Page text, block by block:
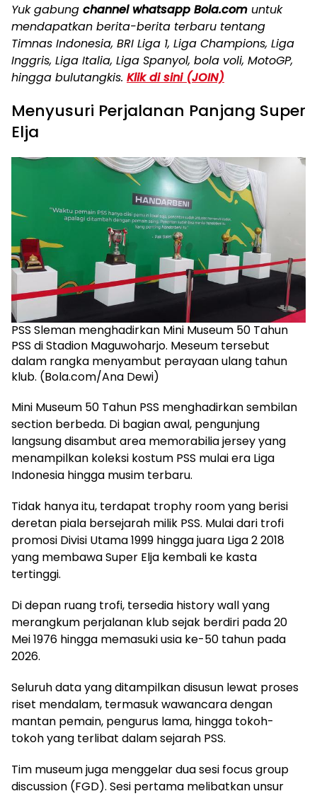
Yuk gabung channel whatsapp Bola.com untuk
mendapatkan berita-berita terbaru tentang
Timnas Indonesia, BRI Liga 1, Liga Champions, Liga
Inggris, Liga Italia, Liga Spanyol, bola voli, MotoGP,
hingga bulutangkis. Klik di sini (JOIN)
Menyusuri Perjalanan Panjang Super
Elja
PSS Sleman menghadirkan Mini Museum 50 Tahun
PSS di Stadion Maguwoharjo. Meseum tersebut
dalam rangka menyambut perayaan ulang tahun
klub. (Bola.com/Ana Dewi)
Mini Museum 50 Tahun PSS menghadirkan sembilan
section berbeda. Di bagian awal, pengunjung
langsung disambut area memorabilia jersey yang
menampilkan koleksi kostum PSS mulai era Liga
Indonesia hingga musim terbaru.
Tidak hanya itu, terdapat trophy room yang berisi
deretan piala bersejarah milik PSS. Mulai dari trofi
promosi Divisi Utama 1999 hingga juara Liga 2 2018
yang membawa Super Elja kembali ke kasta
tertinggi.
Di depan ruang trofi, tersedia history wall yang
merangkum perjalanan klub sejak berdiri pada 20
Mei 1976 hingga memasuki usia ke-50 tahun pada
2026.
Seluruh data yang ditampilkan disusun lewat proses
riset mendalam, termasuk wawancara dengan
mantan pemain, pengurus lama, hingga tokoh-
tokoh yang terlibat dalam sejarah PSS.
Tim museum juga menggelar dua sesi focus group
discussion (FGD). Sesi pertama melibatkan unsur